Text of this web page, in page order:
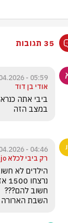
35 תגובות
05:59 - 07.04.2026
אודי בן דוד
במצב הזה
04:46 - 07.04.2026
רק ביבי לכלא jo
השבת הארורה